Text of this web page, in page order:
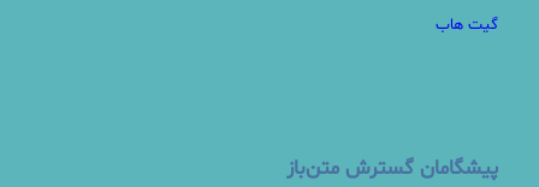
گیت هاب
پیشگامان گسترش متن‌باز